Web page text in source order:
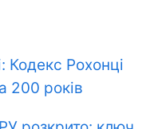
Кодекс Рохонці
200 років